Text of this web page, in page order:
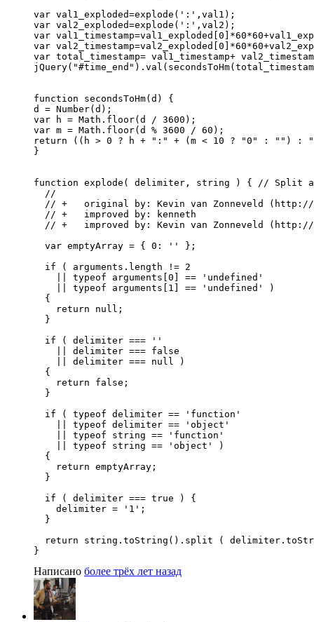
var val1_exploded=explode(':',val1);
var val2_exploded=explode(':',val2);
var
var
var total_timestamp= val1_timestamp+
function secondsToHm(d) {
d = Number(d);
var h = Math.floor(d / 3600);
var m = Math.floor(d % 3600 / 60);
return ((h > 0 ? h + ":" + (m < 10 ? "0" : "") :
}
function explode( delimiter, string ) { // Split
  //
// +   original by: Kevin van Zonneveld
  // +   improved by: kenneth
// +   improved by: Kevin van Zonneveld
  var emptyArray = { 0: '' };
  if ( arguments.length != 2
    || typeof arguments[0] == 'undefined'
    || typeof arguments[1] == 'undefined' )
  {
    return null;
  }
  if ( delimiter === ''
    || delimiter === false
    || delimiter === null )
  {
    return false;
  }
  if ( typeof delimiter == 'function'
    || typeof delimiter == 'object'
    || typeof string == 'function'
    || typeof string == 'object' )
  {
    return emptyArray;
  }
  if ( delimiter === true ) {
    delimiter = '1';
  }
return string.toString().split (
}
Написано более трёх лет назад